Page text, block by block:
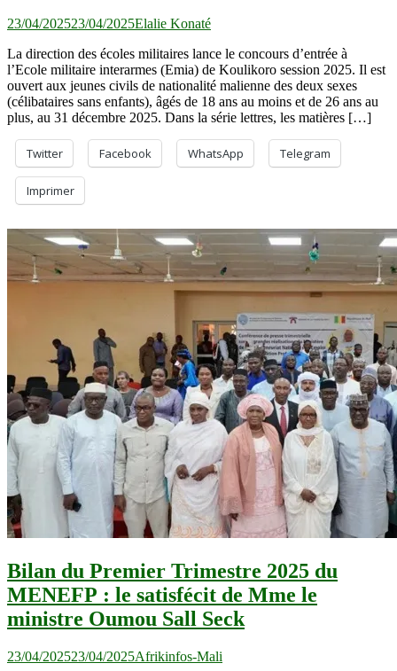
23/04/202523/04/2025Elalie Konaté
La direction des écoles militaires lance le concours d’entrée à
l’Ecole militaire interarmes (Emia) de Koulikoro session 2025. Il est
ouvert aux jeunes civils de nationalité malienne des deux sexes
(célibataires sans enfants), âgés de 18 ans au moins et de 26 ans au
plus, au 31 décembre 2025. Dans la série lettres, les matières […]
Twitter Facebook WhatsApp Telegram
Imprimer
Bilan du Premier Trimestre 2025 du
MENEFP : le satisfécit de Mme le
ministre Oumou Sall Seck
23/04/202523/04/2025Afrikinfos-Mali